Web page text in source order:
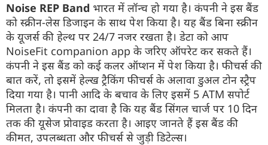
Noise REP Band भारत में लॉन्च हो गया है। कंपनी ने इस बैंड
को स्क्रीन-लेस डिजाइन के साथ पेश किया है। यह बैंड बिना स्क्रीन
के यूजर्स की हेल्थ पर 24/7 नजर रखता है। डेटा को आप
NoiseFit companion app के जरिए ऑपरेट कर सकते हैं।
कंपनी ने इस बैंड को कई कलर ऑप्शन में पेश किया है। फीचर्स की
बात करें, तो इसमें हेल्ख ट्रैकिंग फीचर्स के अलावा डुअल टोन स्ट्रैप
दिया गया है। पानी आदि के बचाव के लिए इसमें 5 ATM सपोर्ट
मिलता है। कंपनी का दावा है कि यह बैंड सिंगल चार्ज पर 10 दिन
तक की यूसेज प्रोवाइड करता है। आइए जानते हैं इस बैंड की
कीमत, उपलब्धता और फीचर्स से जुड़ी डिटेल्स।